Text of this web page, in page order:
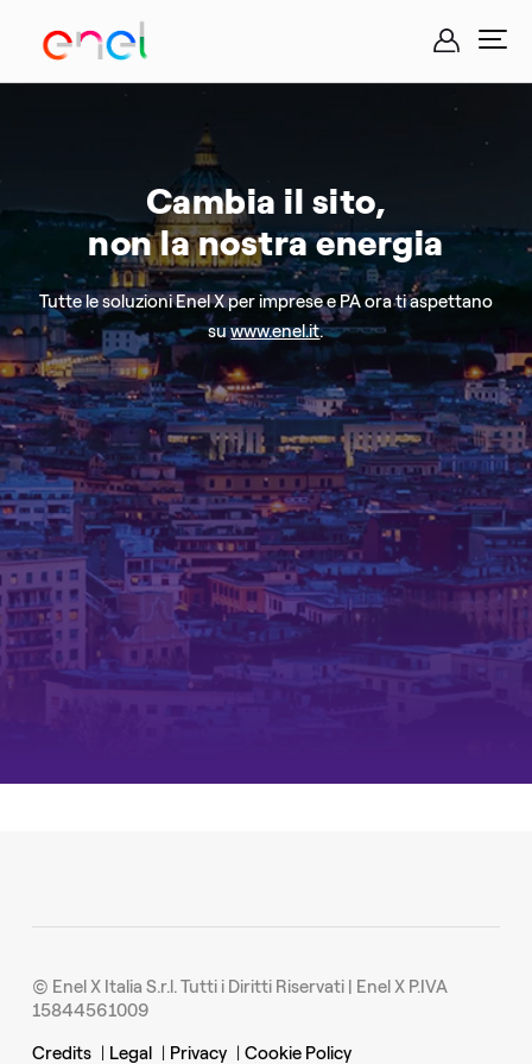
Cambia il sito,
non la nostra energia
Tutte le soluzioni Enel X per imprese e PA ora ti aspettano
suwww.enel.it.
© Enel X Italia S.r.l. Tutti i Diritti Riservati | Enel X P.IVA
15844561009
Credits | Legal | Privacy | Cookie Policy